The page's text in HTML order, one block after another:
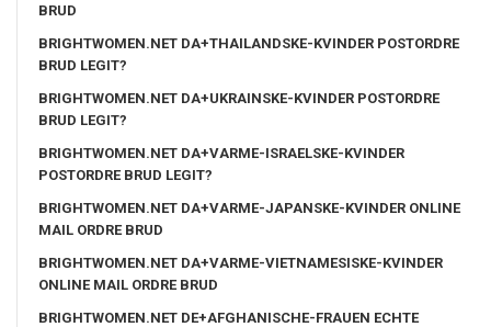
BRUD
BRIGHTWOMEN.NET DA+THAILANDSKE-KVINDER POSTORDRE
BRUD LEGIT?
BRIGHTWOMEN.NET DA+UKRAINSKE-KVINDER POSTORDRE
BRUD LEGIT?
BRIGHTWOMEN.NET DA+VARME-ISRAELSKE-KVINDER
POSTORDRE BRUD LEGIT?
BRIGHTWOMEN.NET DA+VARME-JAPANSKE-KVINDER ONLINE
MAIL ORDRE BRUD
BRIGHTWOMEN.NET DA+VARME-VIETNAMESISKE-KVINDER
ONLINE MAIL ORDRE BRUD
BRIGHTWOMEN.NET DE+AFGHANISCHE-FRAUEN ECHTE